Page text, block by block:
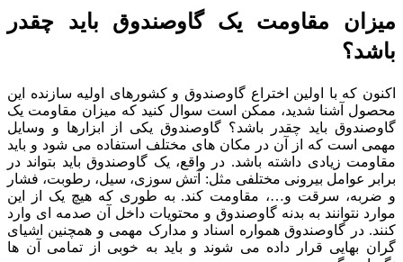
میزان مقاومت یک گاوصندوق باید چقدر
باشد؟
اکنون که با اولین اختراع گاوصندوق و کشورهای اولیه سازنده این
محصول آشنا شدید، ممکن است سوال کنید که میزان مقاومت یک
گاوصندوق باید چقدر باشد؟ گاوصندوق یکی از ابزارها و وسایل
مهمی است که از آن در مکان ‌های مختلف استفاده می ‌شود و باید
مقاومت زیادی داشته باشد. در واقع، یک گاوصندوق باید بتواند در
برابر عوامل بیرونی مختلفی مثل: آتش‌ سوزی، سیل، رطوبت، فشار
و ضربه، سرقت و…، مقاومت کند. به طوری که هیچ یک از این
موارد نتوانند به بدنه گاوصندوق و محتویات داخل آن صدمه ‌ای وارد
کنند. در گاوصندوق همواره اسناد و مدارک مهمی و همچنین اشیای
گران بهایی قرار داده می‌ شوند و باید به خوبی از تمامی آن ها